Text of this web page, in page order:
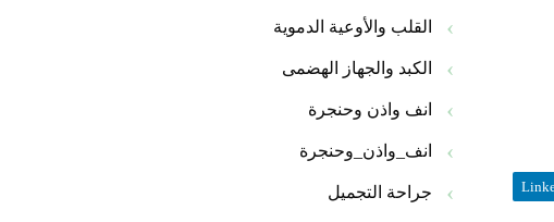
القلب والأوعية الدموية
الكبد والجهاز الهضمى
انف واذن وحنجرة
انف_واذن_وحنجرة
جراحة التجميل